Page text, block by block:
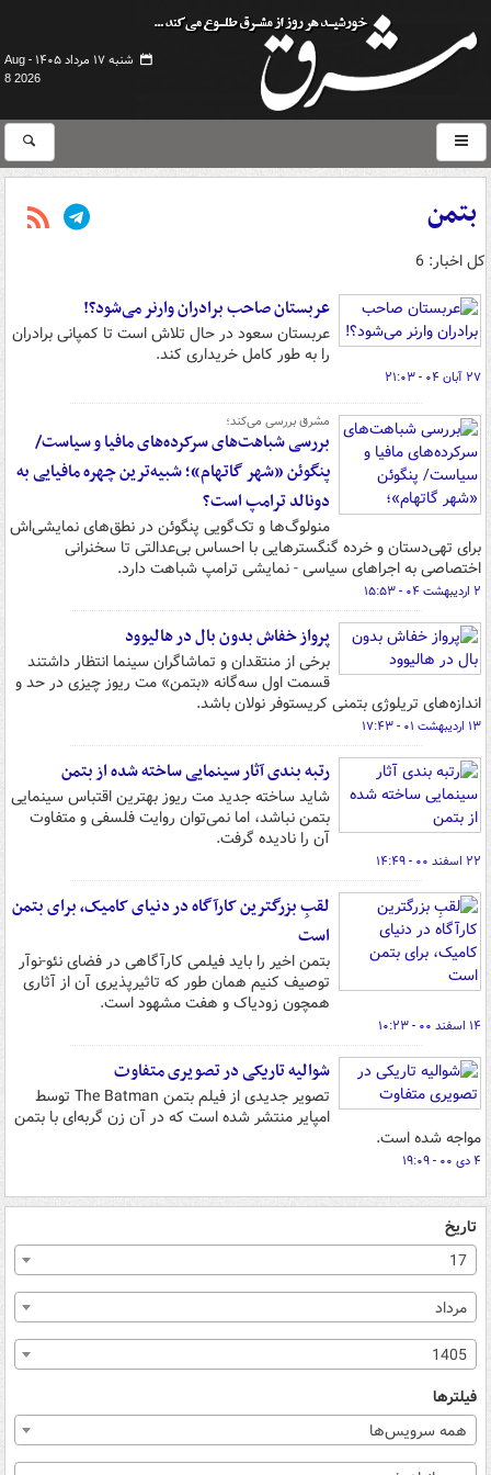
شنبه ۱۷ مرداد ۱۴۰۵ -
Aug
8 2026
بتمن
کل اخبار: 6
عربستان صاحب برادران وارنر می‌شود؟!
عربستان سعود در حال تلاش است تا کمپانی برادران
را به طور کامل خریداری کند.
۲۷ آبان ۰۴ - ۲۱:۰۳
مشرق بررسی می‌کند؛
بررسی شباهت‌های سرکرده‌های مافیا و سیاست/
پنگوئن «شهر گاتهام»؛ شبیه‌ترین چهره مافیایی به
دونالد ترامپ است؟
منولوگ‌ها و تک‌گویی‌ پنگوئن در نطق‌های نمایشی‌اش
برای تهی‌دستان و خرده گنگسترهایی با احساس بی‌عدالتی تا سخنرانی‌
اختصاصی به اجراهای سیاسی - نمایشی ترامپ شباهت دارد.
۲ اردیبهشت ۰۴ - ۱۵:۵۳
پرواز خفاش بدون بال در هالیوود
برخی از منتقدان و تماشاگران سینما انتظار داشتند
قسمت اول سه‌گانه «بتمن» مت ریوز چیزی در حد و
اندازه‌های تریلوژی بتمنی کریستوفر نولان باشد.
۱۳ اردیبهشت ۰۱ - ۱۷:۴۳
رتبه بندی آثار سینمایی ساخته شده از بتمن
شاید ساخته جدید مت ریوز بهترین اقتباس سینمایی
بتمن نباشد، اما نمی‌توان روایت فلسفی و متفاوت
آن را نادیده گرفت.
۲۲ اسفند ۰۰ - ۱۴:۴۹
لقبِ بزرگترین کارآگاه در دنیای کامیک، برای بتمن
است
بتمن اخیر را باید فیلمی کارآگاهی در فضای نئو-نوآر
توصیف کنیم همان طور که تاثیرپذیری آن از آثاری
همچون زودیاک و هفت مشهود است.
۱۴ اسفند ۰۰ - ۱۰:۲۳
شوالیه تاریکی در تصویری متفاوت
تصویر جدیدی از فیلم بتمن The Batman توسط
امپایر منتشر شده است که در آن زن گربه‌ای با بتمن
مواجه شده است.
۴ دی ۰۰ - ۱۹:۰۹
تاریخ
17
مرداد
1405
فیلترها
همه سرویس‌ها